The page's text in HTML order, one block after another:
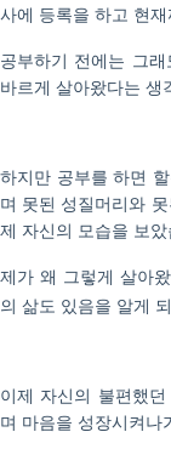
사에 등록을 하고 현
공부하기 전에는 그
바르게 살아왔다는 생
하지만 공부를 하면
며 못된 성질머리와
제 자신의 모습을 보
제가 왜 그렇게 살아
의 삶도 있음을 알게
이제 자신의 불편했
며 마음을 성장시켜나